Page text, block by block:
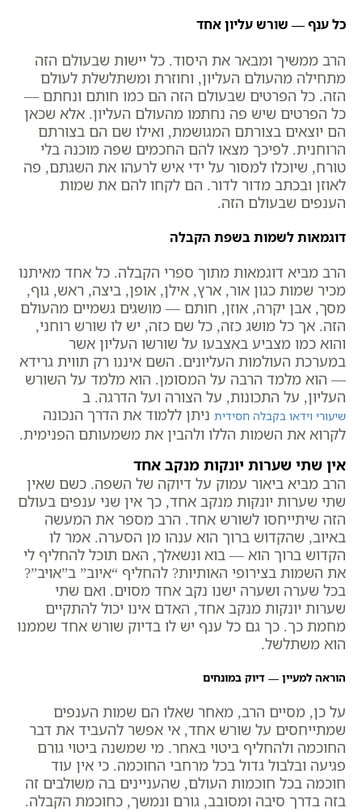
כל ענף — שורש עליון אחד
הרב ממשיך ומבאר את היסוד. כל יישות שבעולם הזה
מתחילה מהעולם העליון, וחוזרת ומשתלשלת לעולם
הזה. כל הפרטים שבעולם הזה הם כמו חותם ונחתם —
כל הפרטים שיש פה נחתמו מהעולם העליון. אלא שכאן
הם יוצאים בצורתם המגושמת, ואילו שם הם בצורתם
הרוחנית. לפיכך מצאו להם החכמים שפה מוכנה בלי
טורח, שיוכלו למסור על ידי איש לרעהו את השגתם, פה
לאוזן ובכתב מדור לדור. הם לקחו להם את שמות
הענפים שבעולם הזה.
דוגמאות לשמות בשפת הקבלה
הרב מביא דוגמאות מתוך ספרי הקבלה. כל אחד מאיתנו
מכיר שמות כגון אור, ארץ, אילן, אופן, ביצה, ראש, גוף,
מסך, אבן יקרה, אוזן, חותם — מושגים גשמיים מהעולם
הזה. אך כל מושג כזה, כל שם כזה, יש לו שורש רוחני,
והוא כמו מצביע באצבעו על שורשו העליון אשר
במערכת העולמות העליונים. השם איננו רק תווית גרידא
— הוא מלמד הרבה על המסומן. הוא מלמד על השורש
העליון, על התכונות, על הצורה ועל הדרגה. ב
שיעורי וידאו בקבלה חסידית ניתן ללמוד את הדרך הנכונה
לקרוא את השמות הללו ולהבין את משמעותם הפנימית.
אין שתי שערות יונקות מנקב אחד
הרב מביא ביאור עמוק על דיוקה של השפה. כשם שאין
שתי שערות יונקות מנקב אחד, כך אין שני ענפים בעולם
הזה שיתייחסו לשורש אחד. הרב מספר את המעשה
באיוב, שהקדוש ברוך הוא ענהו מן הסערה. אמר לו
הקדוש ברוך הוא — בוא ונשאלך, האם תוכל להחליף לי
את השמות בצירופי האותיות? להחליף “איוב” ב”אויב”?
בכל שערה ושערה ישנו נקב אחד מסוים. ואם שתי
שערות יונקות מנקב אחד, האדם אינו יכול להתקיים
מחמת כך. כך גם כל ענף יש לו בדיוק שורש אחד שממנו
הוא משתלשל.
הוראה למעיין — דיוק במונחים
על כן, מסיים הרב, מאחר שאלו הם שמות הענפים
שמתייחסים על שורש אחד, אי אפשר להעביד את דבר
החוכמה ולהחליף ביטוי באחר. מי שמשנה ביטוי גורם
פגיעה ובלבול גדול בכל מרחבי החוכמה. כי אין עוד
חוכמה בכל חוכמות העולם, שהעניינים בה משולבים זה
בזה בדרך סיבה ומסובב, גורם ונמשך, כחוכמת הקבלה.